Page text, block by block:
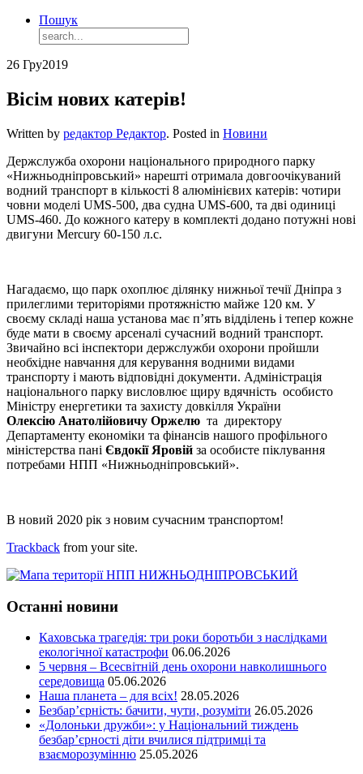
Пошук
26 Гру2019
Вісім нових катерів!
Written by редактор Редактор. Posted in Новини
Держслужба охорони національного природного парку
«Нижньодніпровський» нарешті отримала довгоочікуваний
водний транспорт в кількості 8 алюмінієвих катерів: чотири
човни моделі UMS-500, два судна UMS-600, та дві одиниці
UMS-460. До кожного катеру в комплекті додано потужні нові
двигуни Mercury 60-150 л.с.
Нагадаємо, що парк охоплює ділянку нижньої течії Дніпра з
прилеглими територіями протяжністю майже 120 км. У
своєму складі наша установа має п’ять відділень і тепер кожне
буде мати в своєму арсеналі сучасний водний транспорт.
Звичайно всі інспектори держслужби охорони пройшли
необхідне навчання для керування водними видами
транспорту і мають відповідні документи. Адміністрація
національного парку висловлює щиру вдячність особисто
Міністру енергетики та захисту довкілля України
Олексію Анатолійовичу Оржелю та директору
Департаменту економіки та фінансів нашого профільного
міністерства пані Євдокії Яровій за особисте піклування
потребами НПП «Нижньодніпровський».
В новий 2020 рік з новим сучасним транспортом!
Trackback from your site.
Останні новини
Каховська трагедія: три роки боротьби з наслідками
екологічної катастрофи 06.06.2026
5 червня – Всесвітній день охорони навколишнього
середовища 05.06.2026
Наша планета – для всіх! 28.05.2026
Безбар’єрність: бачити, чути, розуміти 26.05.2026
«Долоньки дружби»: у Національний тиждень
безбар’єрності діти вчилися підтримці та
взаєморозумінню 25.05.2026